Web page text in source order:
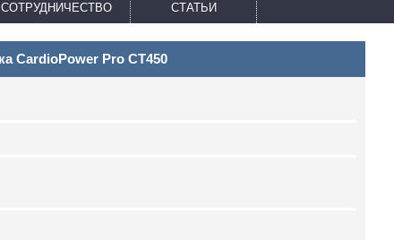
СОТРУДНИЧЕСТВО СТАТЬИ
CardioPower Pro CT450